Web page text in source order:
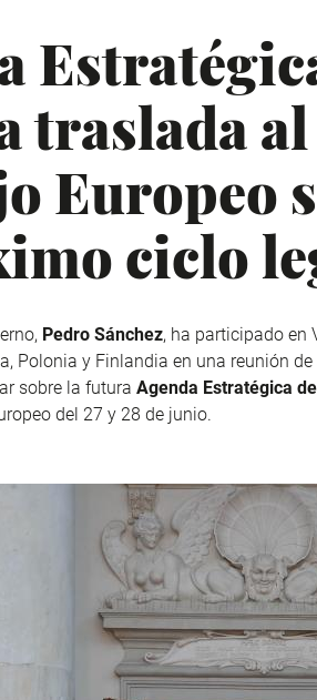
traslada
Europeo
ciclo
Pedro Sánchez, ha participado en
Polonia y Finlandia en una reunión
sobre la futura Agenda Estratégica
del 27 y 28 de junio.